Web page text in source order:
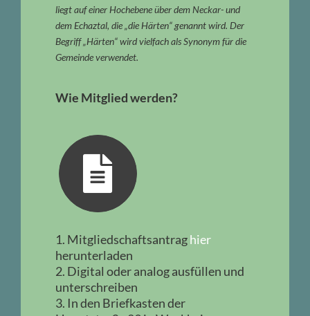
liegt auf einer Hochebene über dem Neckar- und
dem Echaztal, die „die Härten“ genannt wird. Der
Begriff „Härten“ wird vielfach als Synonym für die
Gemeinde verwendet.
Wie Mitglied werden?
1. Mitgliedschaftsantraghier
herunterladen
2. Digital oder analog ausfüllen und
unterschreiben
3. In den Briefkasten der